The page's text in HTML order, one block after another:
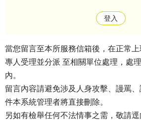
登入
當您留言至本所服務信箱後，在正常
專人受理並分派 至相關單位處理，處
內。
留言內容請避免涉及人身攻擊、謾罵
件本系統管理者將直接刪除。
另如有檢舉任何不法情事之需，敬請